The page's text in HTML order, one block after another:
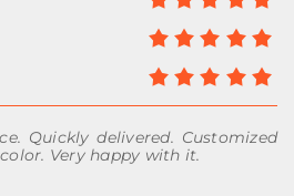
Quickly delivered. Customized
Very happy with it.